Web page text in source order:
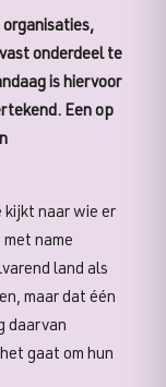
organisaties,
onderdeel te
is hiervoor
Een op
kijkt naar wie er
name
land als
maar dat één
daarvan
gaat om hun